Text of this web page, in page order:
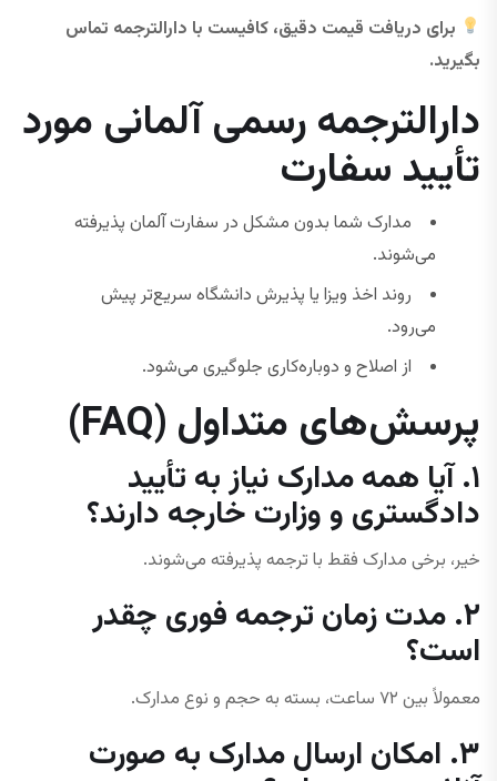
برای دریافت قیمت دقیق، کافیست با دارالترجمه تماس
بگیرید.
دارالترجمه رسمی آلمانی مورد
تأیید سفارت
مدارک شما بدون مشکل در سفارت آلمان پذیرفته
می‌شوند.
روند اخذ ویزا یا پذیرش دانشگاه سریع‌تر پیش
می‌رود.
از اصلاح و دوباره‌کاری جلوگیری می‌شود.
پرسش‌های متداول (FAQ)
۱. آیا همه مدارک نیاز به تأیید
دادگستری و وزارت خارجه دارند؟
خیر، برخی مدارک فقط با ترجمه پذیرفته می‌شوند.
۲. مدت زمان ترجمه فوری چقدر
است؟
معمولاً بین ۷۲ ساعت، بسته به حجم و نوع مدارک.
۳. امکان ارسال مدارک به صورت